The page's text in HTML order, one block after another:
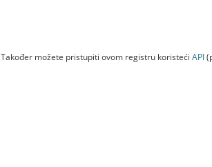
Također možete pristupiti ovom registru koristeći API